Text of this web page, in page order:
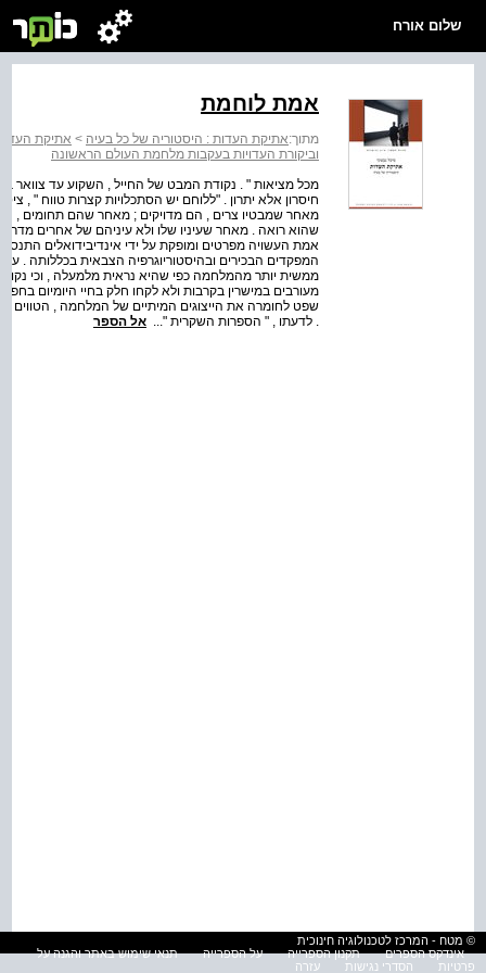
שלום אורח
אמת לוחמת
מתוך:אתיקת העדות : היסטוריה של כל בעיה > אתיקת
וביקורת העדויות בעקבות מלחמת העולם הראשונה
מכל מציאות " . נקודת המבט של החייל , השקוע עד צוואר
חיסרון אלא יתרון . "ללוחם יש הסתכלויות קצרות טווח " ,
מאחר שמבטיו צרים , הם מדויקים ; מאחר שהם תחומים ,
שהוא רואה . מאחר שעיניו שלו ולא עיניהם של אחרים
אמת העשויה מפרטים ומופקת על ידי אינדיבידואלים
המפקדים הבכירים ובהיסטוריוגרפיה הצבאית בכללותה .
ממשית יותר מהמלחמה כפי שהיא נראית מלמעלה , וכי
מעורבים במישרין בקרבות ולא לקחו חלק בחיי היומיום
שפט לחומרה את הייצוגים המיתיים של המלחמה ,
. לדעתו , " הספרות השקרית "... אל הספר
© מטח - המרכז לטכנולוגיה חינוכית
אינדקס הספרים
תקנון הספרייה על הספרייה
תנאי שימוש באתר והגנה על
פרטיות
הסדרי נגישות עזרה